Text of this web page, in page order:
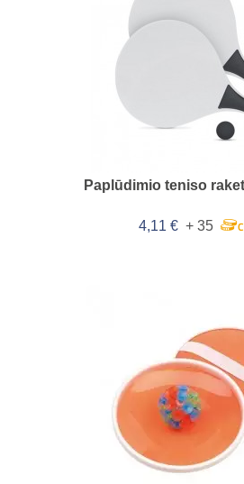
Paplūdimio teniso
4,11 € + 35